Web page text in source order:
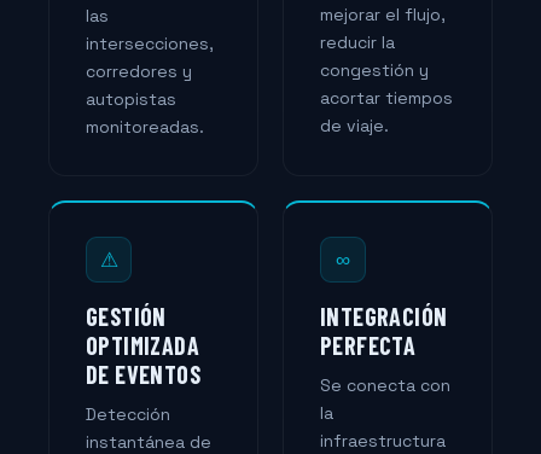
las
intersecciones,
corredores y
autopistas
monitoreadas.
mejorar el flujo,
reducir la
congestión y
acortar tiempos
de viaje.
⚠
GESTIÓN
OPTIMIZADA
DE EVENTOS
Detección
instantánea de
∞
INTEGRACIÓN
PERFECTA
Se conecta con
la
infraestructura